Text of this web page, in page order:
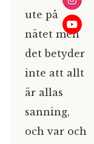
ute på
nätet men
det betyder
inte att allt
är allas
sanning,
och var och